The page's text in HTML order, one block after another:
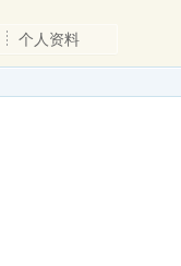
个人资料